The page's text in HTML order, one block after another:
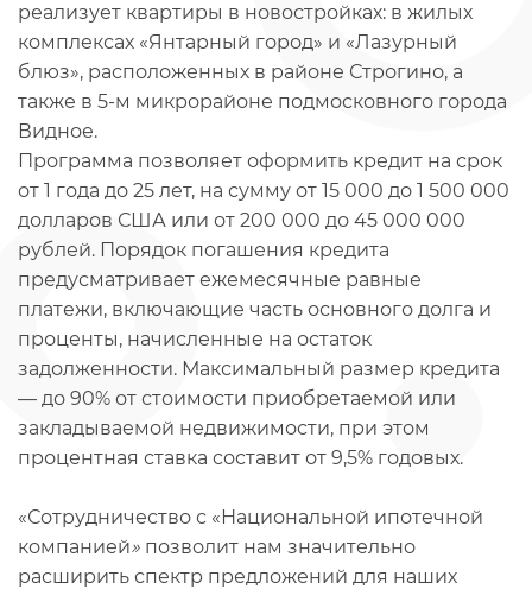
реализует квартиры в новостройках: в жилых
комплексах «Янтарный город» и «Лазурный
блюз», расположенных в районе Строгино, а
также в 5-м микрорайоне подмосковного города
Видное.
Программа позволяет оформить кредит на срок
от 1 года до 25 лет, на сумму от 15 000 до 1 500 000
долларов США или от 200 000 до 45 000 000
рублей. Порядок погашения кредита
предусматривает ежемесячные равные
платежи, включающие часть основного долга и
проценты, начисленные на остаток
задолженности. Максимальный размер кредита
— до 90% от стоимости приобретаемой или
закладываемой недвижимости, при этом
процентная ставка составит от 9,5% годовых.
«Сотрудничество с «Национальной ипотечной
компанией» позволит нам значительно
расширить спектр предложений для наших